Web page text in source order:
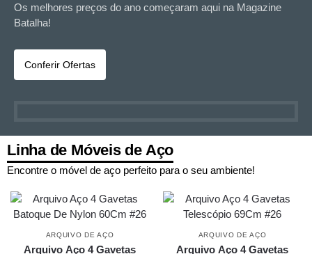
Os melhores preços do ano começaram aqui na Magazine
Batalha!​
Conferir Ofertas
Linha de Móveis de Aço
Encontre o móvel de aço perfeito para o seu ambiente!
ARQUIVO DE AÇO
Arquivo Aço 4 Gavetas
ARQUIVO DE AÇO
Arquivo Aço 4 Gavetas